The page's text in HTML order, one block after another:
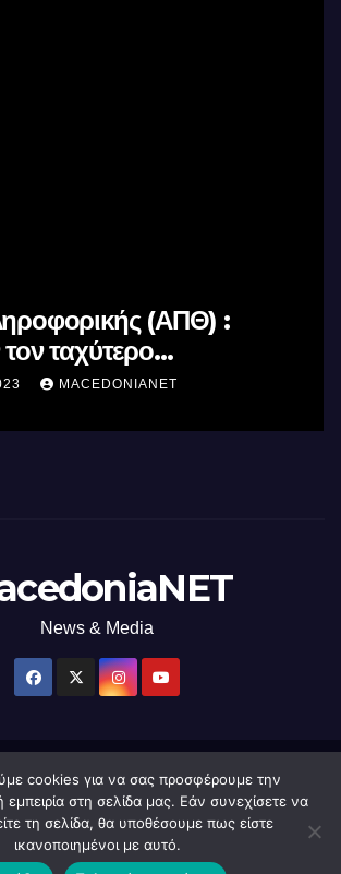
(ΑΠΘ) :
ταχύτερο
AI στον κόσμο με τη
MACEDONIANET
News & Media
το digital2000 με την Υποστήριξη του WordPress
Newsup απόThemeansar.
ΔιαφημιστείτεΕπικοινωνίαΠολιτική Απορρήτου
cookies για να σας προσφέρουμε την
στη σελίδα μας. Εάν συνεχίσετε να
τη σελίδα, θα υποθέσουμε πως είστε
ικανοποιημένοι με αυτό.